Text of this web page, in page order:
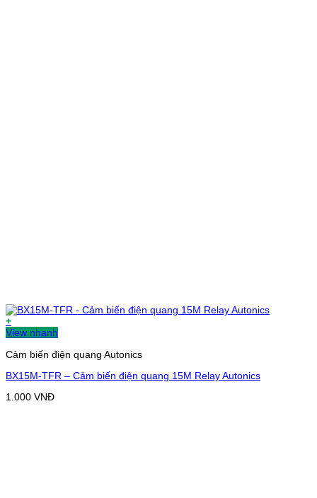
+
View nhanh
Cảm biến điện quang Autonics
BX15M-TFR – Cảm biến điện quang 15M Relay Autonics
1.000 VNĐ